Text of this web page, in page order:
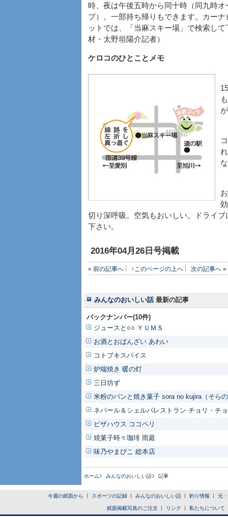
時、夜は午後五時から同十時（同九時オ
プ）。一部持ち帰りもできます。カー
ットでは、「当麻スキー場」で検索して
材・太野垣陽介記者）
ケロコのひとことメモ
切り深呼吸。空気もおいしい。ドライ
下さい。
2016年04月26日号掲載
« 前の記事へ ↑このページの上へ 次の記事へ »
みんなのおいしい話 最新の記事
バックナンバー(10件)
ジュースと○○ ＹＵＭＳ
お酒とおばんざい あわい
コトブキスパイス
炉端焼き 暖の灯
三日坊ず
米粉のパンと焼き菓子 sora no kujira（そら
ネパール＆シェルパレストラン チョリ・チ
ピザハウス ココペリ
焼菓子時々珈琲 雨庭
味乃やまびこ 総本店
ホーム みんなのおいしい話 記事
今週の紙面から スポーツの記録 みんなのおいしい話 釣り情報 元
紙面掲載写真のご注文 リンク 私たちについて